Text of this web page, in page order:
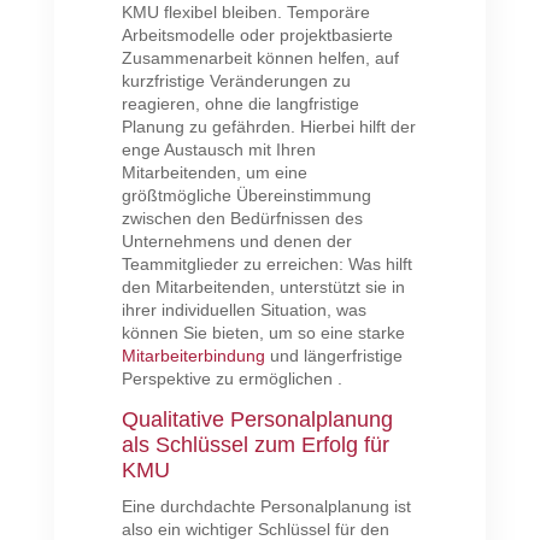
KMU flexibel bleiben. Temporäre
Arbeitsmodelle oder projektbasierte
Zusammenarbeit können helfen, auf
kurzfristige Veränderungen zu
reagieren, ohne die langfristige
Planung zu gefährden. Hierbei hilft der
enge Austausch mit Ihren
Mitarbeitenden, um eine
größtmögliche Übereinstimmung
zwischen den Bedürfnissen des
Unternehmens und denen der
Teammitglieder zu erreichen: Was hilft
den Mitarbeitenden, unterstützt sie in
ihrer individuellen Situation, was
können Sie bieten, um so eine starke
Mitarbeiterbindung und längerfristige
Perspektive zu ermöglichen .
Qualitative Personalplanung
als Schlüssel zum Erfolg für
KMU
Eine durchdachte Personalplanung ist
also ein wichtiger Schlüssel für den